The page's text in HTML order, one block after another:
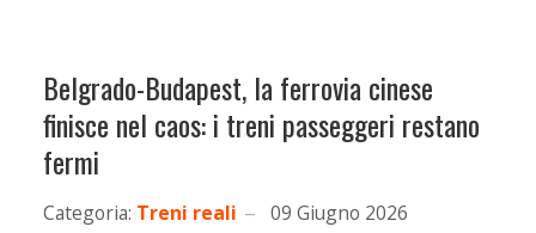
Belgrado-Budapest, la ferrovia cinese
finisce nel caos: i treni passeggeri restano
fermi
Categoria: Treni reali 09 Giugno 2026